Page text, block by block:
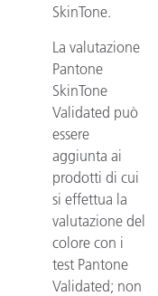
SkinTone.
La valutazione
Pantone
SkinTone
Validated può
essere
aggiunta ai
prodotti di cui
si effettua la
valutazione del
colore con i
test Pantone
Validated; non